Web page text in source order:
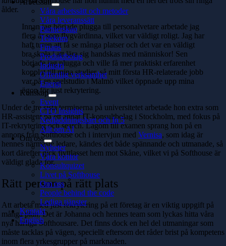
Arbetssätt
Våra arbetssätt och metoder
Våra leveranssätt
Partnerskap
Telekom
Finans
Produktbolag
Industri
Offentlig verksamhet
Energi
Kunskap
Event
CTO Insights
Nedladdningsbart och In 5
Allt om AI
Om oss
Nyheter
Våra kontor
Konsultquizet
Livet på Softhouse
Om oss
People behind the code
Lediga tjänster
Kontakt
English
ålder.
Innan jag började plugga till personalvetare arbetade jag
flera år som flygvärdinna, vilket var väldigt roligt. Jag har
haft turen att få se många platser och det var en väldigt
bra skola i att lära sig handskas med människor! Sen
började jag plugga och ville få mer praktiskt erfarenhet
kopplat till mina studier, så mitt första HR-relaterade jobb
var på en spelstudio i Malmö vilket öppnade upp mina
ögon för just rekrytering.
Under de tre sista terminerna på universitetet arbetade hon extra som
HR-assistent på ett annat IT-konsultbolag i Stockholm, med fokus på
IT-rekrytering och search. Lagom till examen sprang hon på en
annons från Softhouse och i intervjun med Vernisa, som idag är
hennes närmaste ledare, kändes det både spännande och utmanade, så
kort därefter gick flyttlasset hem mot Skåne, vilket vi på Softhouse är
väldigt glada för.
Rätt person på rätt plats
Att arbeta med just rekrytering på ett företag är en viktig uppgift på
många plan. Det är Johanna och hennes team som lyckas hitta våra
nya härliga Softhousare. Det finns dock en hel del utmaningar som
måste tacklas på vägen, speciellt eftersom det råder brist på kompetens
inom flera yrkesgrupper på marknaden.